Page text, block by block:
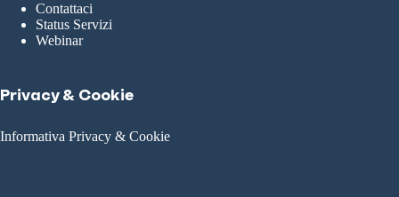
Contattaci
Status Servizi
Webinar
Privacy & Cookie
Informativa Privacy & Cookie